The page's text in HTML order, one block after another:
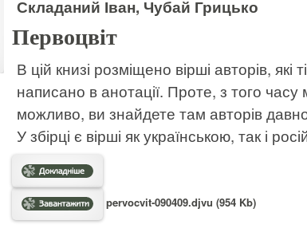
Складаний Іван, Чубай Грицько
Первоцвіт
В цій книзі розміщено вірші авторів, які
написано в анотації. Проте, з того
можливо, ви знайдете там авторів
У збірці є вірші як українською, так і
pervocvit-090409.djvu (954 Kb)